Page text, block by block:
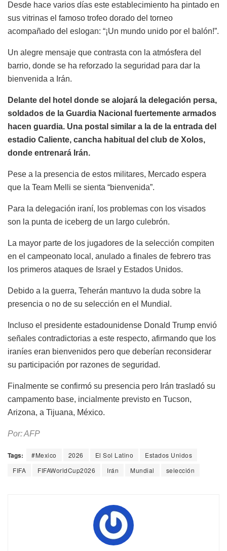
Desde hace varios días este establecimiento ha pintado en
sus vitrinas el famoso trofeo dorado del torneo
acompañado del eslogan: “¡Un mundo unido por el balón!”.
Un alegre mensaje que contrasta con la atmósfera del
barrio, donde se ha reforzado la seguridad para dar la
bienvenida a Irán.
Delante del hotel donde se alojará la delegación persa,
soldados de la Guardia Nacional fuertemente armados
hacen guardia. Una postal similar a la de la entrada del
estadio Caliente, cancha habitual del club de Xolos,
donde entrenará Irán.
Pese a la presencia de estos militares, Mercado espera
que la Team Melli se sienta “bienvenida”.
Para la delegación iraní, los problemas con los visados
son la punta de iceberg de un largo culebrón.
La mayor parte de los jugadores de la selección compiten
en el campeonato local, anulado a finales de febrero tras
los primeros ataques de Israel y Estados Unidos.
Debido a la guerra, Teherán mantuvo la duda sobre la
presencia o no de su selección en el Mundial.
Incluso el presidente estadounidense Donald Trump envió
señales contradictorias a este respecto, afirmando que los
iraníes eran bienvenidos pero que deberían reconsiderar
su participación por razones de seguridad.
Finalmente se confirmó su presencia pero Irán trasladó su
campamento base, incialmente previsto en Tucson,
Arizona, a Tijuana, México.
Por: AFP
Tags: #Mexico 2026 El Sol Latino
Estados Unidos
FIFA
FIFAWorldCup2026 Irán Mundial selección